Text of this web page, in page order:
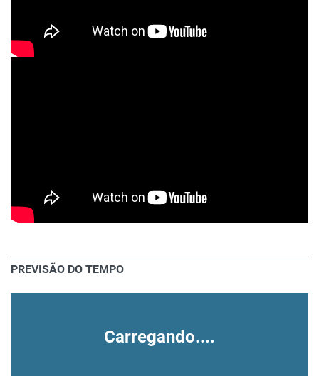
PREVISÃO DO TEMPO
Carregando....